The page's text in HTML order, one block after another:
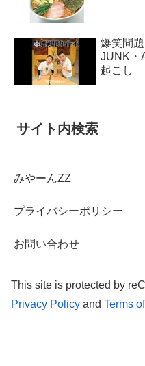
爆笑問
JUNK・
起こし
サイト内検索
みやーんZZ
プライバシーポリシー
お問い合わせ
This site is protected by
Privacy Policy and Terms